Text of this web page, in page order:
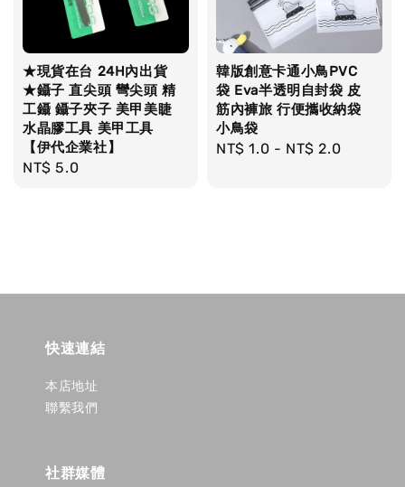
★現貨在台 24H內出貨
★鑷子 直尖頭 彎尖頭 精
工鑷 鑷子夾子 美甲美睫
水晶膠工具 美甲工具
【伊代企業社】
Regular
NT$ 5.0
韓版創意卡通小鳥PVC
袋 Eva半透明自封袋 皮
筋內褲旅 行便攜收納袋
小鳥袋
Regular
NT$ 1.0 - NT$ 2.0
快速連結
本店地址
聯繫我們
社群媒體